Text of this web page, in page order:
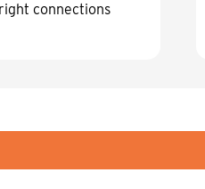
connections